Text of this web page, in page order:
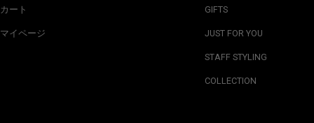
カート
マイページ
GIFTS
JUST FOR YOU
STAFF STYLING
COLLECTION